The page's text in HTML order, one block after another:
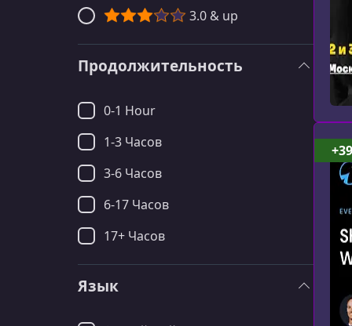
3.0 & up
Продолжительность
0-1 Hour
1-3 Часов
3-6 Часов
6-17 Часов
17+ Часов
Язык
+39